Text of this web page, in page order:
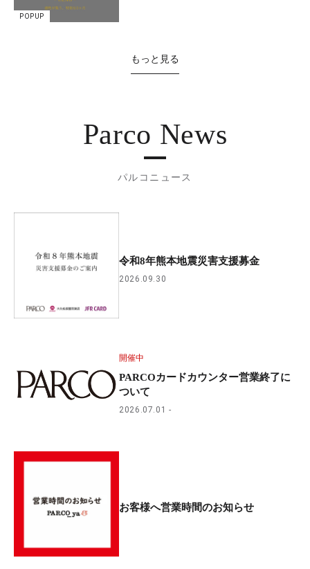
POPUP
もっと見る
Parco News
パルコニュース
令和8年熊本地震災害支援募金
2026.09.30
開催中
PARCOカードカウンター営業終了に
ついて
2026.07.01
お客様へ営業時間のお知らせ